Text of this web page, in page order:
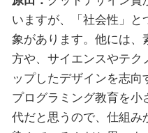
いますが、「社会性」と
象があります。他には、
方や、サイエンスやテク
ップしたデザインを志向
プログラミング教育を
代だと思うので、仕組み